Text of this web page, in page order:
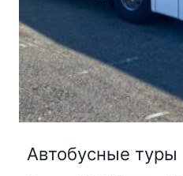
Автобусные туры